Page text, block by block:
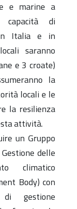
e marine a
di
in Italia e in
saranno
e 3 croate)
la
locali e le
la resilienza
attività.
un Gruppo
delle
climatico
Body) con
gestione